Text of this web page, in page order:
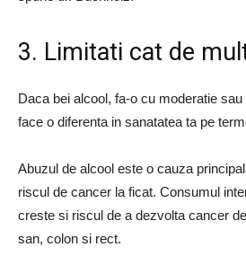
3. Limitati cat de
Daca bei alcool, fa-o cu moderatie
face o diferenta in sanatatea ta pe
Abuzul de alcool este o cauza
riscul de cancer la ficat. Consumul
creste si riscul de a dezvolta cancer
san, colon si rect.